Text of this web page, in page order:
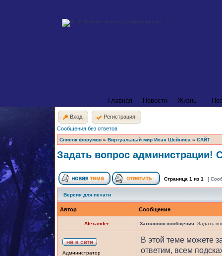
Главная Новости Жизнь
Вход
Регистрация
Сообщения без ответов
Список форумов » Виртуальный мир Исая Шейниса » САЙТ
Задать вопрос администрации!
Страница 1 из 1 [
Версия для печати
Автор Сообщение
Alexander Заголовок сообщения: Задать
Администратор
В этой теме можете
ответим, всем